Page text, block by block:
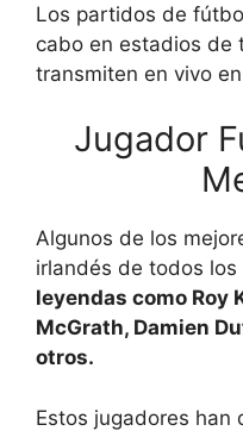
Los partidos de
cabo en estadios de
transmiten en vivo
Jugador
Algunos de los
irlandés de todos
leyendas como Roy
McGrath, Damien
otros.
Estos jugadores han